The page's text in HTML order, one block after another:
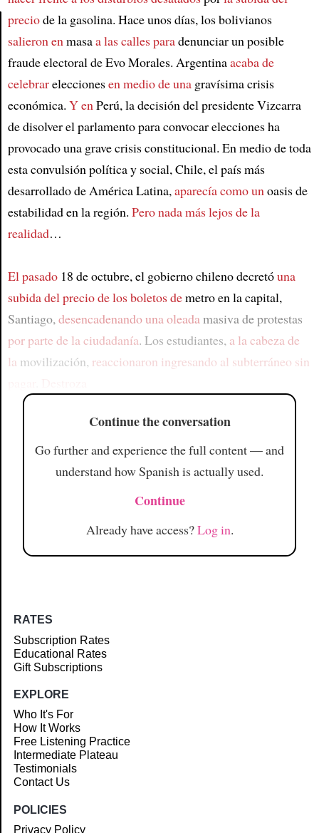
preciode la gasolina. Hace unos días, los bolivianos
salieron enmasaa las calles paradenunciar un posible
fraude electoral de Evo Morales. Argentinaacaba de
celebrareleccionesen medio de unagravísima crisis
económica. Y enPerú, la decisión del presidente Vizcarra
de disolver el parlamento para convocar elecciones ha
provocado una grave crisis constitucional. En medio de toda
esta convulsión política y social, Chile, el país más
desarrollado de América Latina,aparecía como unoasis de
estabilidad en la región. Pero nada más lejos de la
realidad…
El pasado18 de octubre, el gobierno chileno decretóuna
subida del preciode los boletos demetro en la capital,
Santiago,desencadenando una oleadamasiva de protestas
por parte de la ciudadanía. Los estudiantes, a la cabeza de
la movilización, reaccionaron ingresando al subterráneo sin
Continue the conversation
Go further and experience the full content — and
understand how Spanish is actually used.
Continue
Already have access?Log in.
RATES
Subscription Rates
Educational Rates
Gift Subscriptions
EXPLORE
Who It's For
How It Works
Free Listening Practice
Intermediate Plateau
Testimonials
Contact Us
POLICIES
Privacy Policy